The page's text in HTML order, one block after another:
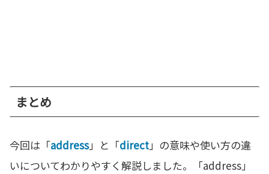
まとめ
今回は「address」と「direct」の意味や使い方の違
いについてわかりやすく解説しました。「address」